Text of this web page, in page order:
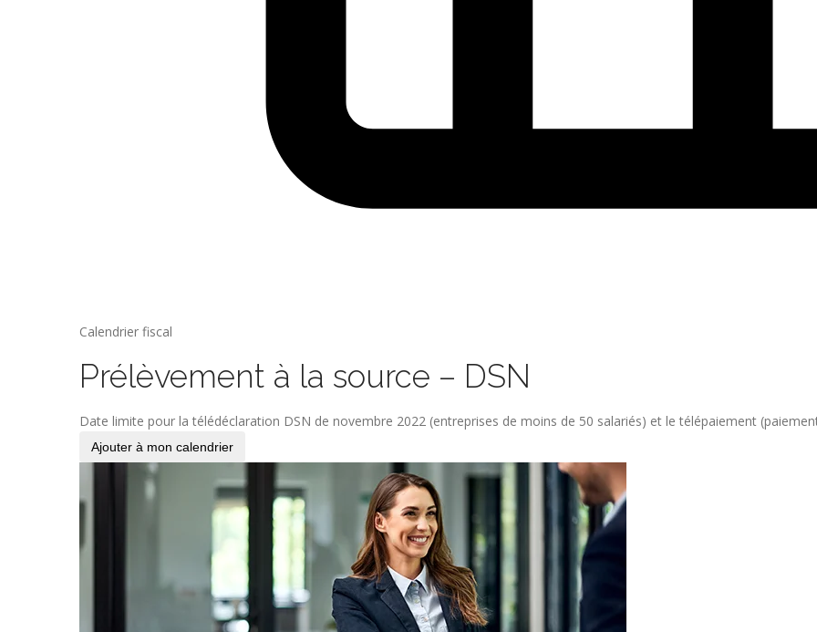
Calendrier fiscal
Prélèvement à la source – DSN
Date limite pour la télédéclaration DSN de novembre 2022 (entreprises de moins de 50 salariés) et le télépaiement
Ajouter à mon calendrier